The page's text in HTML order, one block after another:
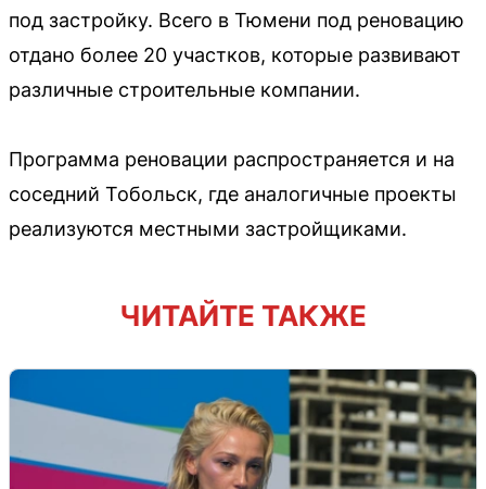
под застройку. Всего в Тюмени под реновацию
отдано более 20 участков, которые развивают
различные строительные компании.
Программа реновации распространяется и на
соседний Тобольск, где аналогичные проекты
реализуются местными застройщиками.
ЧИТАЙТЕ ТАКЖЕ